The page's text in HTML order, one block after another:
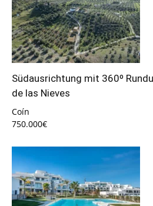
Südausrichtung mit 360º
de las Nieves
Coín
750.000€